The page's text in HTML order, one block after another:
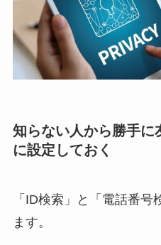
知らない人から勝手に
に設定しておく
「ID検索」と「電話番
ます。